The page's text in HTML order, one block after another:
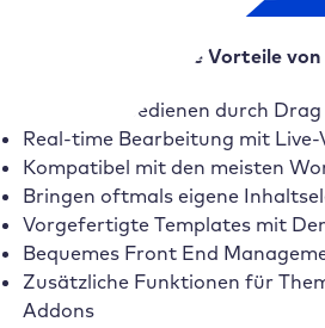
Häufig kommentierte Vorteile
Einfach zu bedienen durch
Real-time Bearbeitung mit Live-
Kompatibel mit den meisten
Bringen oftmals eigene
Vorgefertigte Templates mit
Bequemes Front End
Zusätzliche Funktionen für
Addons